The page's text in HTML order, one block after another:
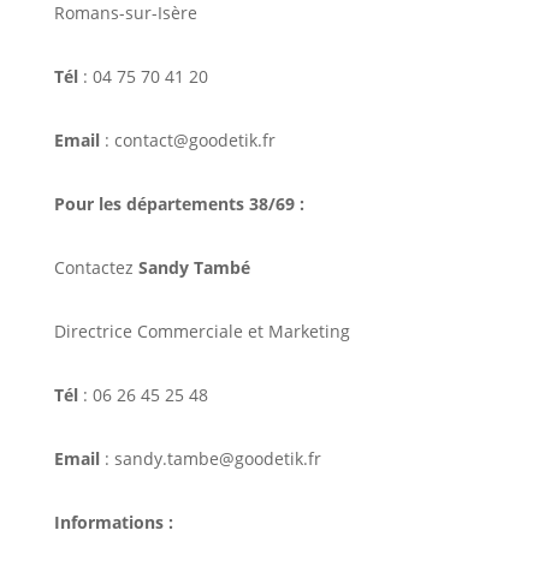
Romans-sur-Isère
Tél: 04 75 70 41 20
Email: contact@goodetik.fr
Pour les départements 38/69 :
Contactez Sandy També
Directrice Commerciale et Marketing
Tél: 06 26 45 25 48
Email: sandy.tambe@goodetik.fr
Informations :